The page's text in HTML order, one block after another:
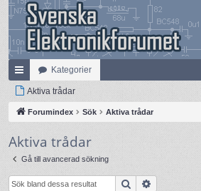
na
bb
lä
nk
ar
Kategorier
Aktiva trådar
Forumindex Sök Aktiva trådar
Aktiva trådar
Gå till avancerad sökning
Sök